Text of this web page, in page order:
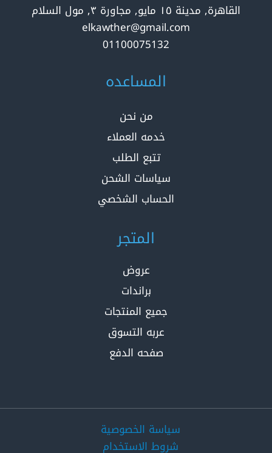
القاهرة, مدينة ١٥ مايو, مجاورة ٣, مول السلام
elkawther@gmail.com
01100075132
المساعده
من نحن
خدمه العملاء
تتبع الطلب
سياسات الشحن
الحساب الشخصي
المتجر
عروض
براندات
جميع المنتجات
عربه التسوق
صفحه الدفع
سياسة الخصوصية
شروط الاستخدام